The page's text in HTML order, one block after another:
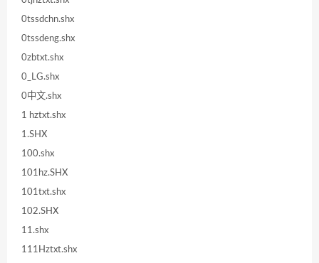
0tssdchn.shx
0tssdeng.shx
0zbtxt.shx
0_LG.shx
0中文.shx
1 hztxt.shx
1.SHX
100.shx
101hz.SHX
101txt.shx
102.SHX
11.shx
111Hztxt.shx